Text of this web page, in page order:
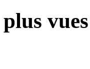
vues